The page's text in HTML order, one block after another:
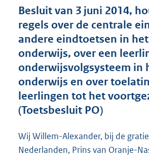
n
d
s
g
o
o
t
e
4
K
Besluit van 3 juni 2014,
regels over de centrale
andere eindtoetsen in
onderwijs, over een
onderwijsvolgsysteem in
onderwijs en over
leerlingen tot het
(Toetsbesluit PO)
Wij Willem-Alexander, bij de
Nederlanden, Prins van Oranje-